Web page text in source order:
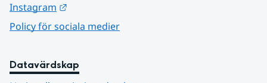
Instagram
Policy för sociala medier
Datavärdskap